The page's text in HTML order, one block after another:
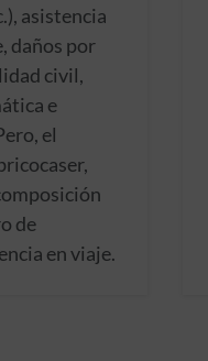
asistencia
daños por
civil,
e
el
de
en viaje.